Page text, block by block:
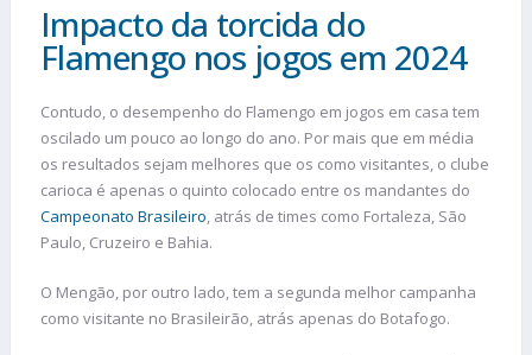
Impacto da torcida do
Flamengo nos jogos em 2024
Contudo, o desempenho do Flamengo em jogos em casa tem
oscilado um pouco ao longo do ano. Por mais que em média
os resultados sejam melhores que os como visitantes, o clube
carioca é apenas o quinto colocado entre os mandantes do
Campeonato Brasileiro, atrás de times como Fortaleza, São
Paulo, Cruzeiro e Bahia.
O Mengão, por outro lado, tem a segunda melhor campanha
como visitante no Brasileirão, atrás apenas do Botafogo.